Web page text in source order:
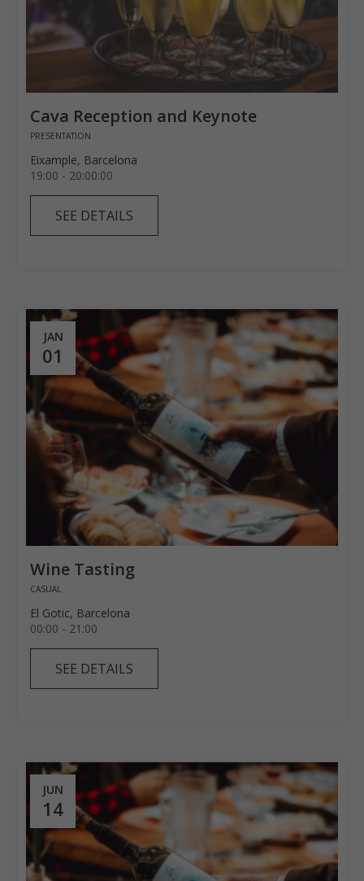
Cava Reception and Keynote
PRESENTATION
Eixample, Barcelona
19:00 - 20:00:00
SEE DETAILS
JAN
01
Wine Tasting
CASUAL
El Gotic, Barcelona
00:00 - 21:00
SEE DETAILS
JUN
14